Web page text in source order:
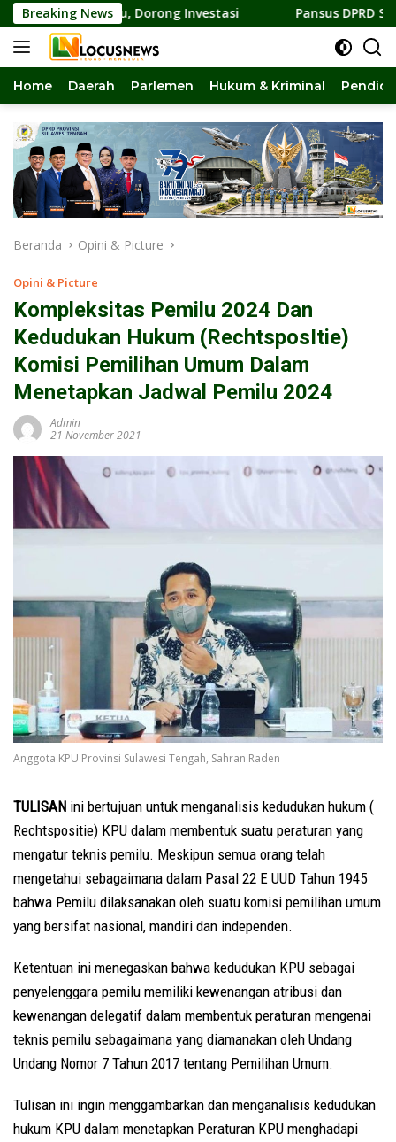
Langsung
ke
konten
Breaking News
Dorong Investasi Pansus DPRD Sulteng Kawal
Home Daerah Parlemen Hukum & Kriminal
Beranda Opini & Picture
Opini & Picture
Kompleksitas Pemilu 2024 Dan
Kedudukan Hukum (RechtsposItie)
Komisi Pemilihan Umum Dalam
Menetapkan Jadwal Pemilu 2024
Admin
21 November 2021
Anggota KPU Provinsi Sulawesi Tengah, Sahran Raden
TULISAN ini bertujuan untuk menganalisis kedudukan hukum (
Rechtspositie) KPU dalam membentuk suatu peraturan yang
mengatur teknis pemilu. Meskipun semua orang telah
mengetahui sebagaimana dalam Pasal 22 E UUD Tahun 1945
bahwa Pemilu dilaksanakan oleh suatu komisi pemilihan umum
yang bersifat nasional, mandiri dan independen.
Ketentuan ini menegaskan bahwa kedudukan KPU sebagai
penyelenggara pemilu memiliki kewenangan atribusi dan
kewenangan delegatif dalam membentuk peraturan mengenai
teknis pemilu sebagaimana yang diamanakan oleh Undang
Undang Nomor 7 Tahun 2017 tentang Pemilihan Umum.
Tulisan ini ingin menggambarkan dan menganalisis kedudukan
hukum KPU dalam menetapkan Peraturan KPU menghadapi